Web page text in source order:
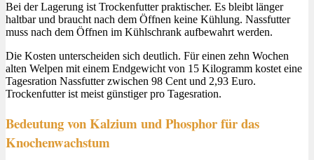
Bei der Lagerung ist Trockenfutter praktischer. Es bleibt länger
haltbar und braucht nach dem Öffnen keine Kühlung. Nassfutter
muss nach dem Öffnen im Kühlschrank aufbewahrt werden.
Die Kosten unterscheiden sich deutlich. Für einen zehn Wochen
alten Welpen mit einem Endgewicht von 15 Kilogramm kostet eine
Tagesration Nassfutter zwischen 98 Cent und 2,93 Euro.
Trockenfutter ist meist günstiger pro Tagesration.
Bedeutung von Kalzium und Phosphor für das
Knochenwachstum